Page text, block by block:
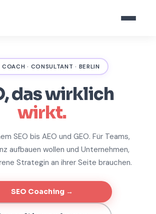
COACH · CONSULTANT · BERLIN
das wirklich
wirkt.
SEO bis AEO und GEO. Für Teams,
aufbauen wollen und Unternehmen,
Strategin an ihrer Seite brauchen.
SEO Coaching →